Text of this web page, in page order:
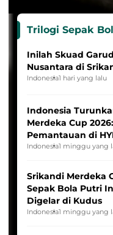
Trilogi Sepak
Inilah Skuad
Nusantara di
Indonesia1 hari yang lalu
Indonesia
Merdeka Cup
Pemantauan di
League
Indonesia1 minggu yang
Srikandi Merdeka
Sepak Bola Putri
Digelar di Kudus
Indonesia1 minggu yang